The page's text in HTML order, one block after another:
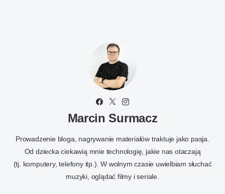
Marcin Surmacz
Prowadzenie bloga, nagrywanie materiałów traktuje jako pasja.
Od dziecka ciekawią mnie technologię, jakie nas otaczają
(tj. komputery, telefony itp.). W wolnym czasie uwielbiam słuchać
muzyki, oglądać filmy i seriale.